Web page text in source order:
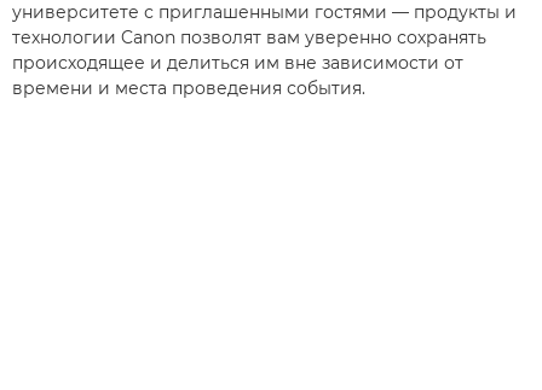
университете с приглашенными гостями — продукты и
технологии Canon позволят вам уверенно сохранять
происходящее и делиться им вне зависимости от
времени и места проведения события.